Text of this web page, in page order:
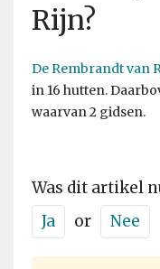
Rijn?
De Rembrandt van
in 16 hutten.
waarvan 2 gidsen.
Was dit artikel
Ja
or Nee